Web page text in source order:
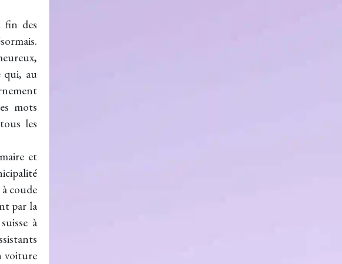
fin des
qui, au
mots
les
et
coude
par la
à
voiture